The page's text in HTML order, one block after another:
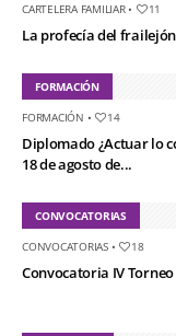
CARTELERA FAMILIAR• 11
La profecía del frailejón
FORMACIÓN
FORMACIÓN • 14
Diplomado ¿Actuar lo
18 de agosto de...
CONVOCATORIAS
CONVOCATORIAS• 18
Convocatoria IV